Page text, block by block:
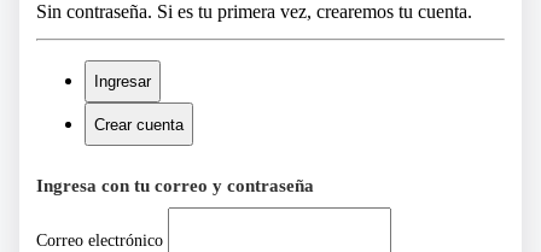
Sin contraseña. Si es tu primera vez, crearemos tu cuenta.
Ingresar
Crear cuenta
Ingresa con tu correo y contraseña
Correo electrónico